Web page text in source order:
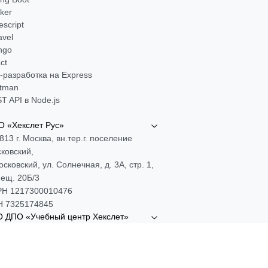
разработка на Express
API в Node.js
«Хекслет Рус»
г. Москва, вн.тер.г. поселение
ул. Солнечная, д. 3А, стр. 1,
20Б/3
1217300010476
7325174845
ДПО «Учебный центр Хекслет»